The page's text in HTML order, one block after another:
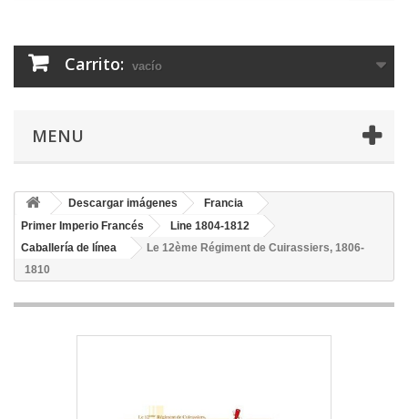
Carrito: vacío
MENU
Descargar imágenes
Francia
Primer Imperio Francés
Line 1804-1812
Caballería de línea
Le 12ème Régiment de Cuirassiers, 1806-
1810